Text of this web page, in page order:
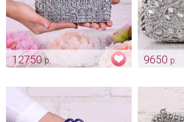
12750р.
Арт: klch_0136
9650 р.
Арт: